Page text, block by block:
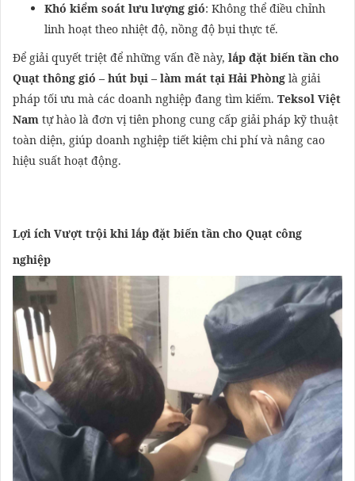
Khó kiểm soát lưu lượng gió: Không thể điều chỉnh
linh hoạt theo nhiệt độ, nồng độ bụi thực tế.
Để giải quyết triệt để những vấn đề này, lắp đặt biến tần cho
Quạt thông gió – hút bụi – làm mát tại Hải Phòng là giải
pháp tối ưu mà các doanh nghiệp đang tìm kiếm. Teksol Việt
Nam tự hào là đơn vị tiên phong cung cấp giải pháp kỹ thuật
toàn diện, giúp doanh nghiệp tiết kiệm chi phí và nâng cao
hiệu suất hoạt động.
Lợi ích Vượt trội khi lắp đặt biến tần cho Quạt công
nghiệp